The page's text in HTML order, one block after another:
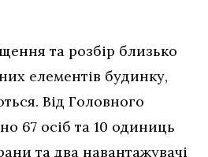
та розбір близько
елементів будинку,
Від Головного
67 осіб та 10 одиниць
та два навантажувачі